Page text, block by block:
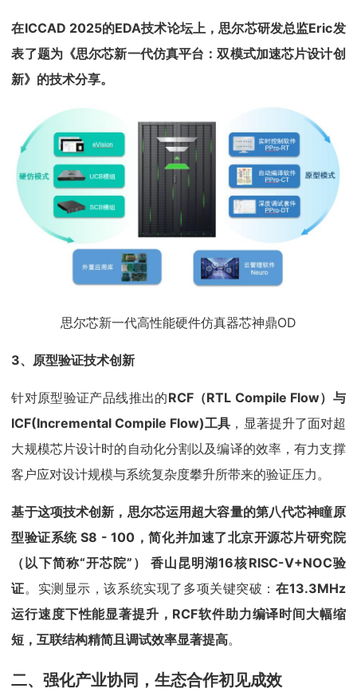
在ICCAD 2025的EDA技术论坛上，思尔芯研发总监Eric发
表了题为《思尔芯新一代仿真平台：双模式加速芯片设计创
新》的技术分享。
思尔芯新一代高性能硬件仿真器芯神鼎OD
3、原型验证技术创新
针对原型验证产品线推出的RCF（RTL Compile Flow）与
ICF(Incremental Compile Flow)工具 ，显著提升了面对超
大规模芯片设计时的自动化分割以及编译的效率，有力支撑
客户应对设计规模与系统复杂度攀升所带来的验证压力。
基于这项技术创新，思尔芯运用超大容量的第八代芯神瞳原
型验证系统 S8 - 100，简化并加速了北京开源芯片研究院
（以下简称“开芯院”） 香山昆明湖16核RISC-V+NOC验
证。实测显示，该系统实现了多项关键突破：在13.3MHz
运行速度下性能显著提升，RCF软件助力编译时间大幅缩
短，互联结构精简且调试效率显著提高。
二、强化产业协同，生态合作初见成效